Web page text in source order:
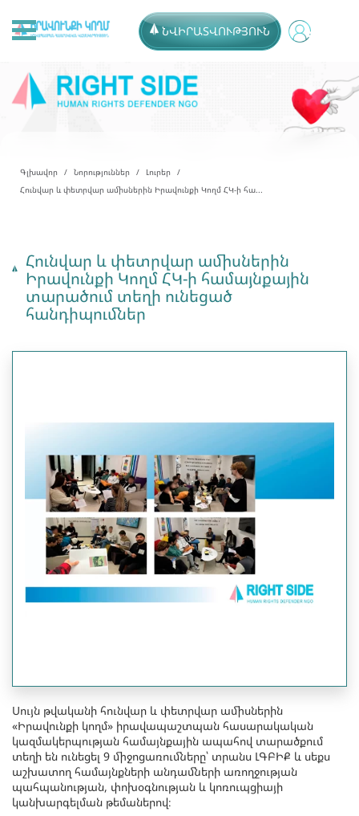
ՆՎԻՐԱՏՎՈՒԹՅՈՒՆ
Գլխավոր Նորություններ
Լուրեր
Հունվար և փետրվար ամիսներին Իրավունքի Կողմ ՀԿ-ի հա...
Հունվար և փետրվար ամիսներին
Իրավունքի Կողմ ՀԿ-ի համայնքային
տարածում տեղի ունեցած
հանդիպումներ
Սույն թվականի հունվար և փետրվար ամիսներին
«Իրավունքի կողմ» իրավապաշտպան հասարակական
կազմակերպության համայնքային ապահով տարածքում
տեղի են ունեցել 9 միջոցառումները՝ տրանս ԼԳԲԻՔ և սեքս
աշխատող համայնքների անդամների առողջության
պահպանության, փոխօգնության և կոռուպցիայի
կանխարգելման թեմաներով։